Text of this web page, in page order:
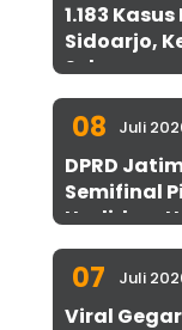
1.183
Sidoarjo,
08 Juli
DPRD
Semifinal
Hadirkan
UMKM
07 Juli
Viral